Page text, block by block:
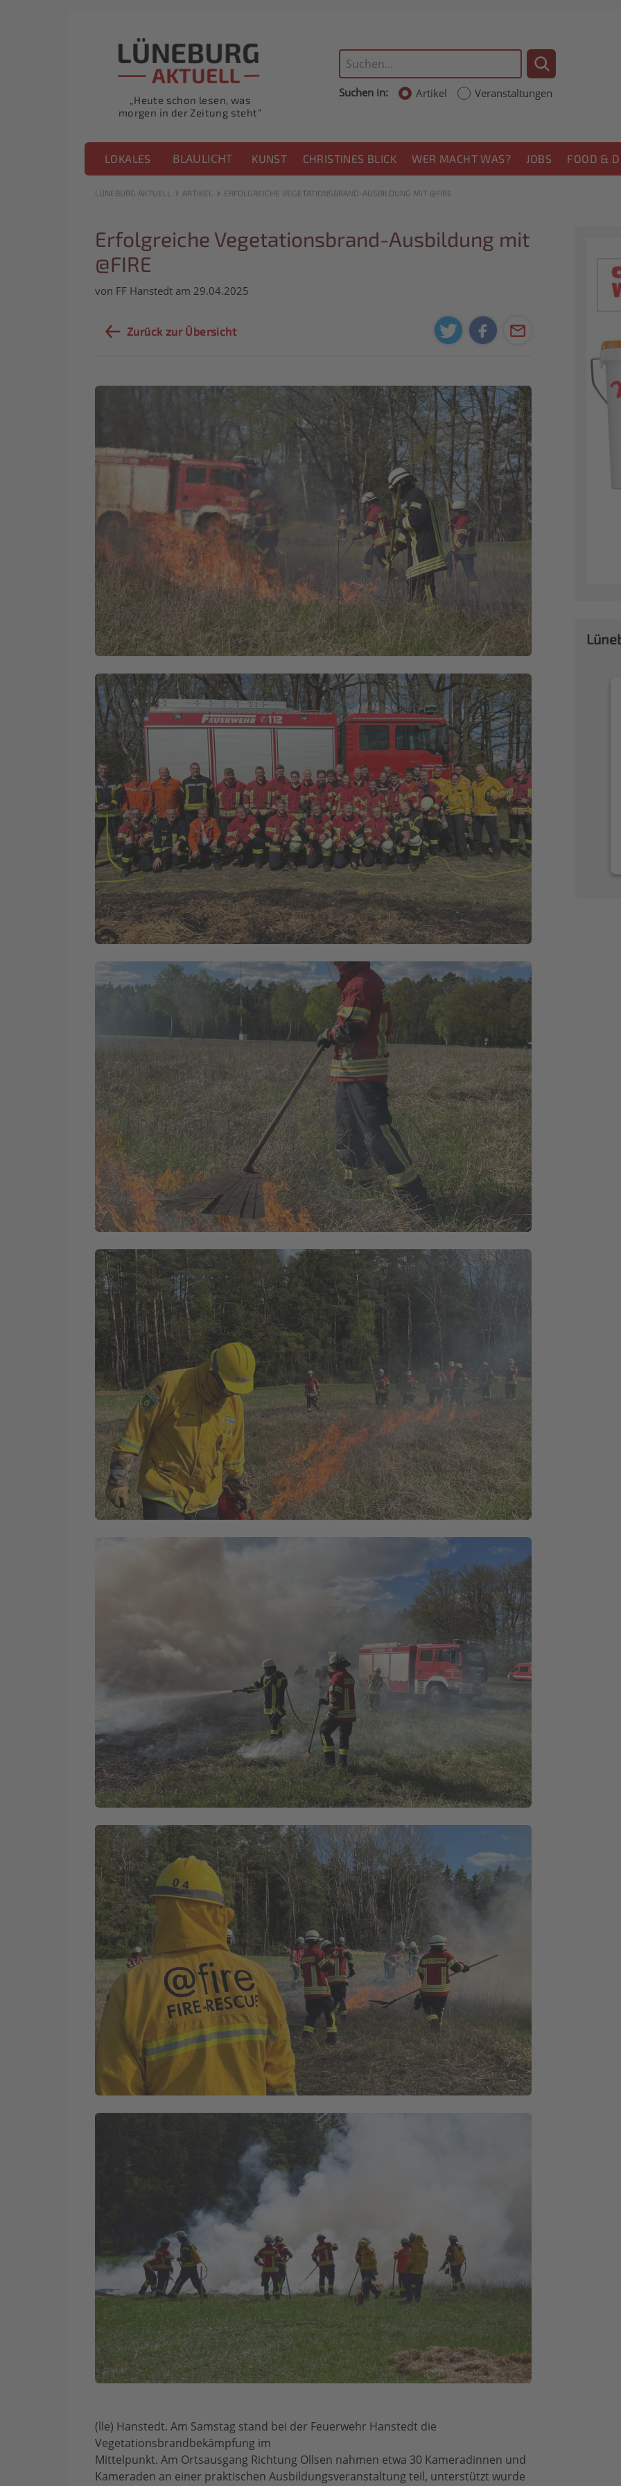
„Heute schon lesen, was
morgen in der Zeitung steht“
Suchen in: Artikel Veranstaltungen
LOKALES BLAULICHT KUNST CHRISTINES BLICK WER MACHT WAS? JOBS FOOD &
LÜNEBURG AKTUELL › ARTIKEL › ERFOLGREICHE VEGETATIONSBRAND-AUSBILDUNG MIT @FIRE
Erfolgreiche Vegetationsbrand-Ausbildung mit
@FIRE
von FF Hanstedt am 29.04.2025
Zurück zur Übersicht
(lle) Hanstedt. Am Samstag stand bei der Feuerwehr Hanstedt die
Vegetationsbrandbekämpfung im
Mittelpunkt. Am Ortsausgang Richtung Ollsen nahmen etwa 30 Kameradinnen und
Kameraden an einer praktischen Ausbildungsveranstaltung teil, unterstützt wurde